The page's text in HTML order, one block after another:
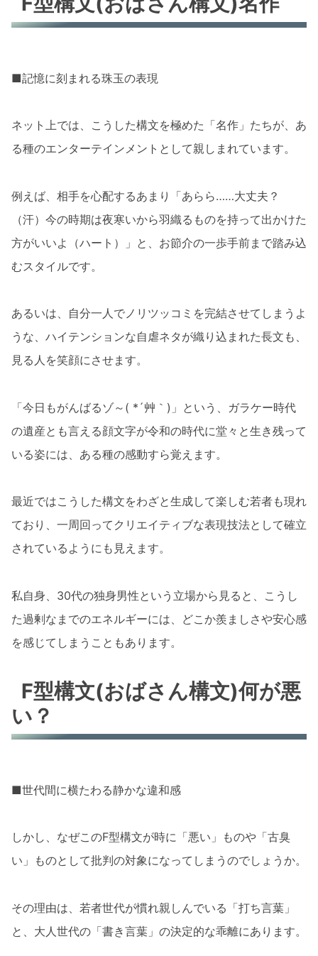
■記憶に刻まれる珠玉の表現
ネット上では、こうした構文を極めた「名作」たちが、あ
る種のエンターテインメントとして親しまれています。
例えば、相手を心配するあまり「あらら……大丈夫？
（汗）今の時期は夜寒いから羽織るものを持って出かけた
方がいいよ（ハート）」と、お節介の一歩手前まで踏み込
むスタイルです。
あるいは、自分一人でノリツッコミを完結させてしまうよ
うな、ハイテンションな自虐ネタが織り込まれた長文も、
見る人を笑顔にさせます。
「今日もがんばるゾ～( *´艸｀)」という、ガラケー時代
の遺産とも言える顔文字が令和の時代に堂々と生き残って
いる姿には、ある種の感動すら覚えます。
最近ではこうした構文をわざと生成して楽しむ若者も現れ
ており、一周回ってクリエイティブな表現技法として確立
されているようにも見えます。
私自身、30代の独身男性という立場から見ると、こうし
た過剰なまでのエネルギーには、どこか羨ましさや安心感
を感じてしまうこともあります。
F型構文(おばさん構文)何が悪
い？
■世代間に横たわる静かな違和感
しかし、なぜこのF型構文が時に「悪い」ものや「古臭
い」ものとして批判の対象になってしまうのでしょうか。
その理由は、若者世代が慣れ親しんでいる「打ち言葉」
と、大人世代の「書き言葉」の決定的な乖離にあります。